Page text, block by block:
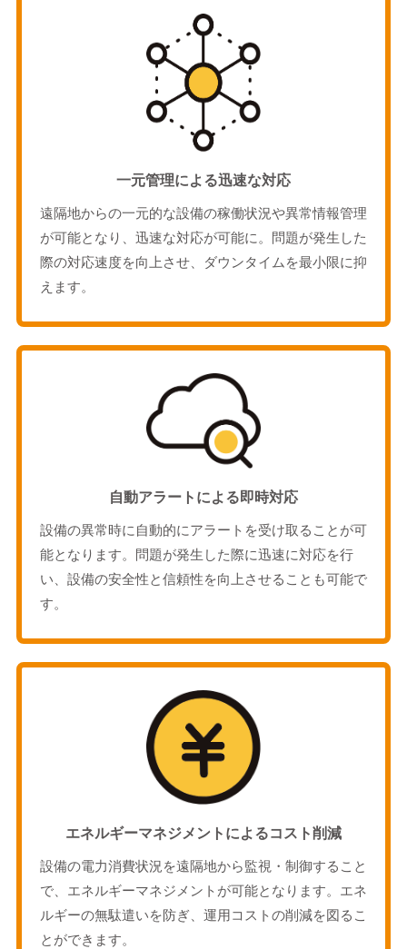
一元管理による迅速な対応
遠隔地からの一元的な設備の稼働状況や異常情報管理
が可能となり、迅速な対応が可能に。問題が発生した
際の対応速度を向上させ、ダウンタイムを最小限に抑
えます。
自動アラートによる即時対応
設備の異常時に自動的にアラートを受け取ることが可
能となります。問題が発生した際に迅速に対応を行
い、設備の安全性と信頼性を向上させることも可能で
す。
エネルギーマネジメントによるコスト削減
設備の電力消費状況を遠隔地から監視・制御すること
で、エネルギーマネジメントが可能となります。エネ
ルギーの無駄遣いを防ぎ、運用コストの削減を図るこ
とができます。